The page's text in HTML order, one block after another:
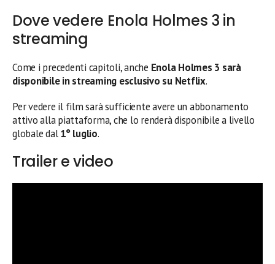
Dove vedere Enola Holmes 3 in
streaming
Come i precedenti capitoli, anche Enola Holmes 3 sarà
disponibile in streaming esclusivo su Netflix.
Per vedere il film sarà sufficiente avere un abbonamento
attivo alla piattaforma, che lo renderà disponibile a livello
globale dal1° luglio.
Trailer e video